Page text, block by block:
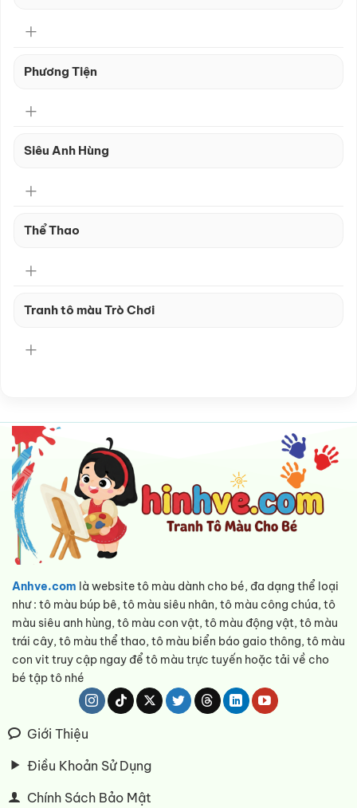
Phương Tiện
Siêu Anh Hùng
Thể Thao
Tranh tô màu Trò Chơi
Anhve.com là website tô màu dành cho bé, đa dạng thể loại
như : tô màu búp bê, tô màu siêu nhân, tô màu công chúa, tô
màu siêu anh hùng, tô màu con vật, tô màu động vật, tô màu
trái cây, tô màu thể thao, tô màu biển báo gaio thông, tô màu
con vit truy cập ngay để tô màu trực tuyến hoặc tải về cho
bé tập tô nhé
Giới Thiệu
Điều Khoản Sử Dụng
Chính Sách Bảo Mật